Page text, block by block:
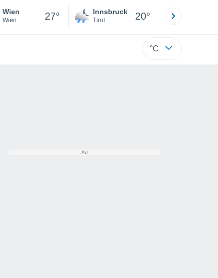
Wien
Wien 27° Innsbruck
Tirol 20°
°C